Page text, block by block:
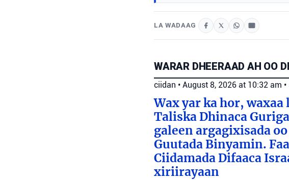
LA WADAAG
WARAR DHEERAAD AH OO
ciidan • August 8, 2026 at 10:32 am •
Wax yar ka hor,
Taliska Dhinaca
galeen argagixisada
Guutada Binyamin.
Ciidamada Difaaca
xiriirayaan